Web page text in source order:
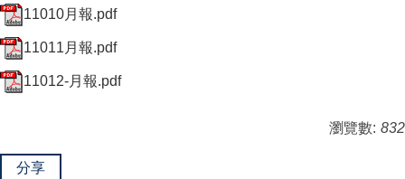
11010月報.pdf
11011月報.pdf
11012-月報.pdf
瀏覽數: 832
分享